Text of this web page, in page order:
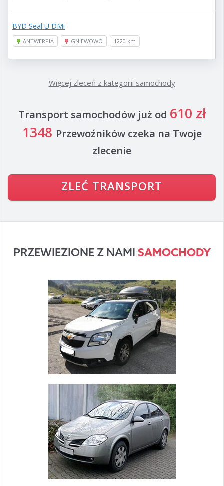
BYD Seal U DMi
ANTWERPIA GNIEWOWO 1220 km
Więcej zleceń z kategorii samochody
Transport samochodów już od 610 zł
1348 Przewoźników czeka na Twoje
zlecenie
ZLEĆ TRANSPORT
PRZEWIEZIONE Z NAMI SAMOCHODY